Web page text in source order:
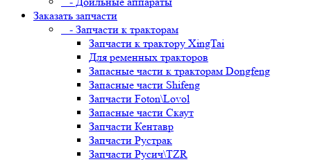
Заказать запчасти
- Запчасти к тракторам
Запчасти к трактору XingTai
Для ременных тракторов
Запасные части к тракторам Dongfeng
Запасные части Shifeng
Запчасти Foton\Lovol
Запасные части Скаут
Запчасти Кентавр
Запчасти Рустрак
Запчасти Русич\TZR